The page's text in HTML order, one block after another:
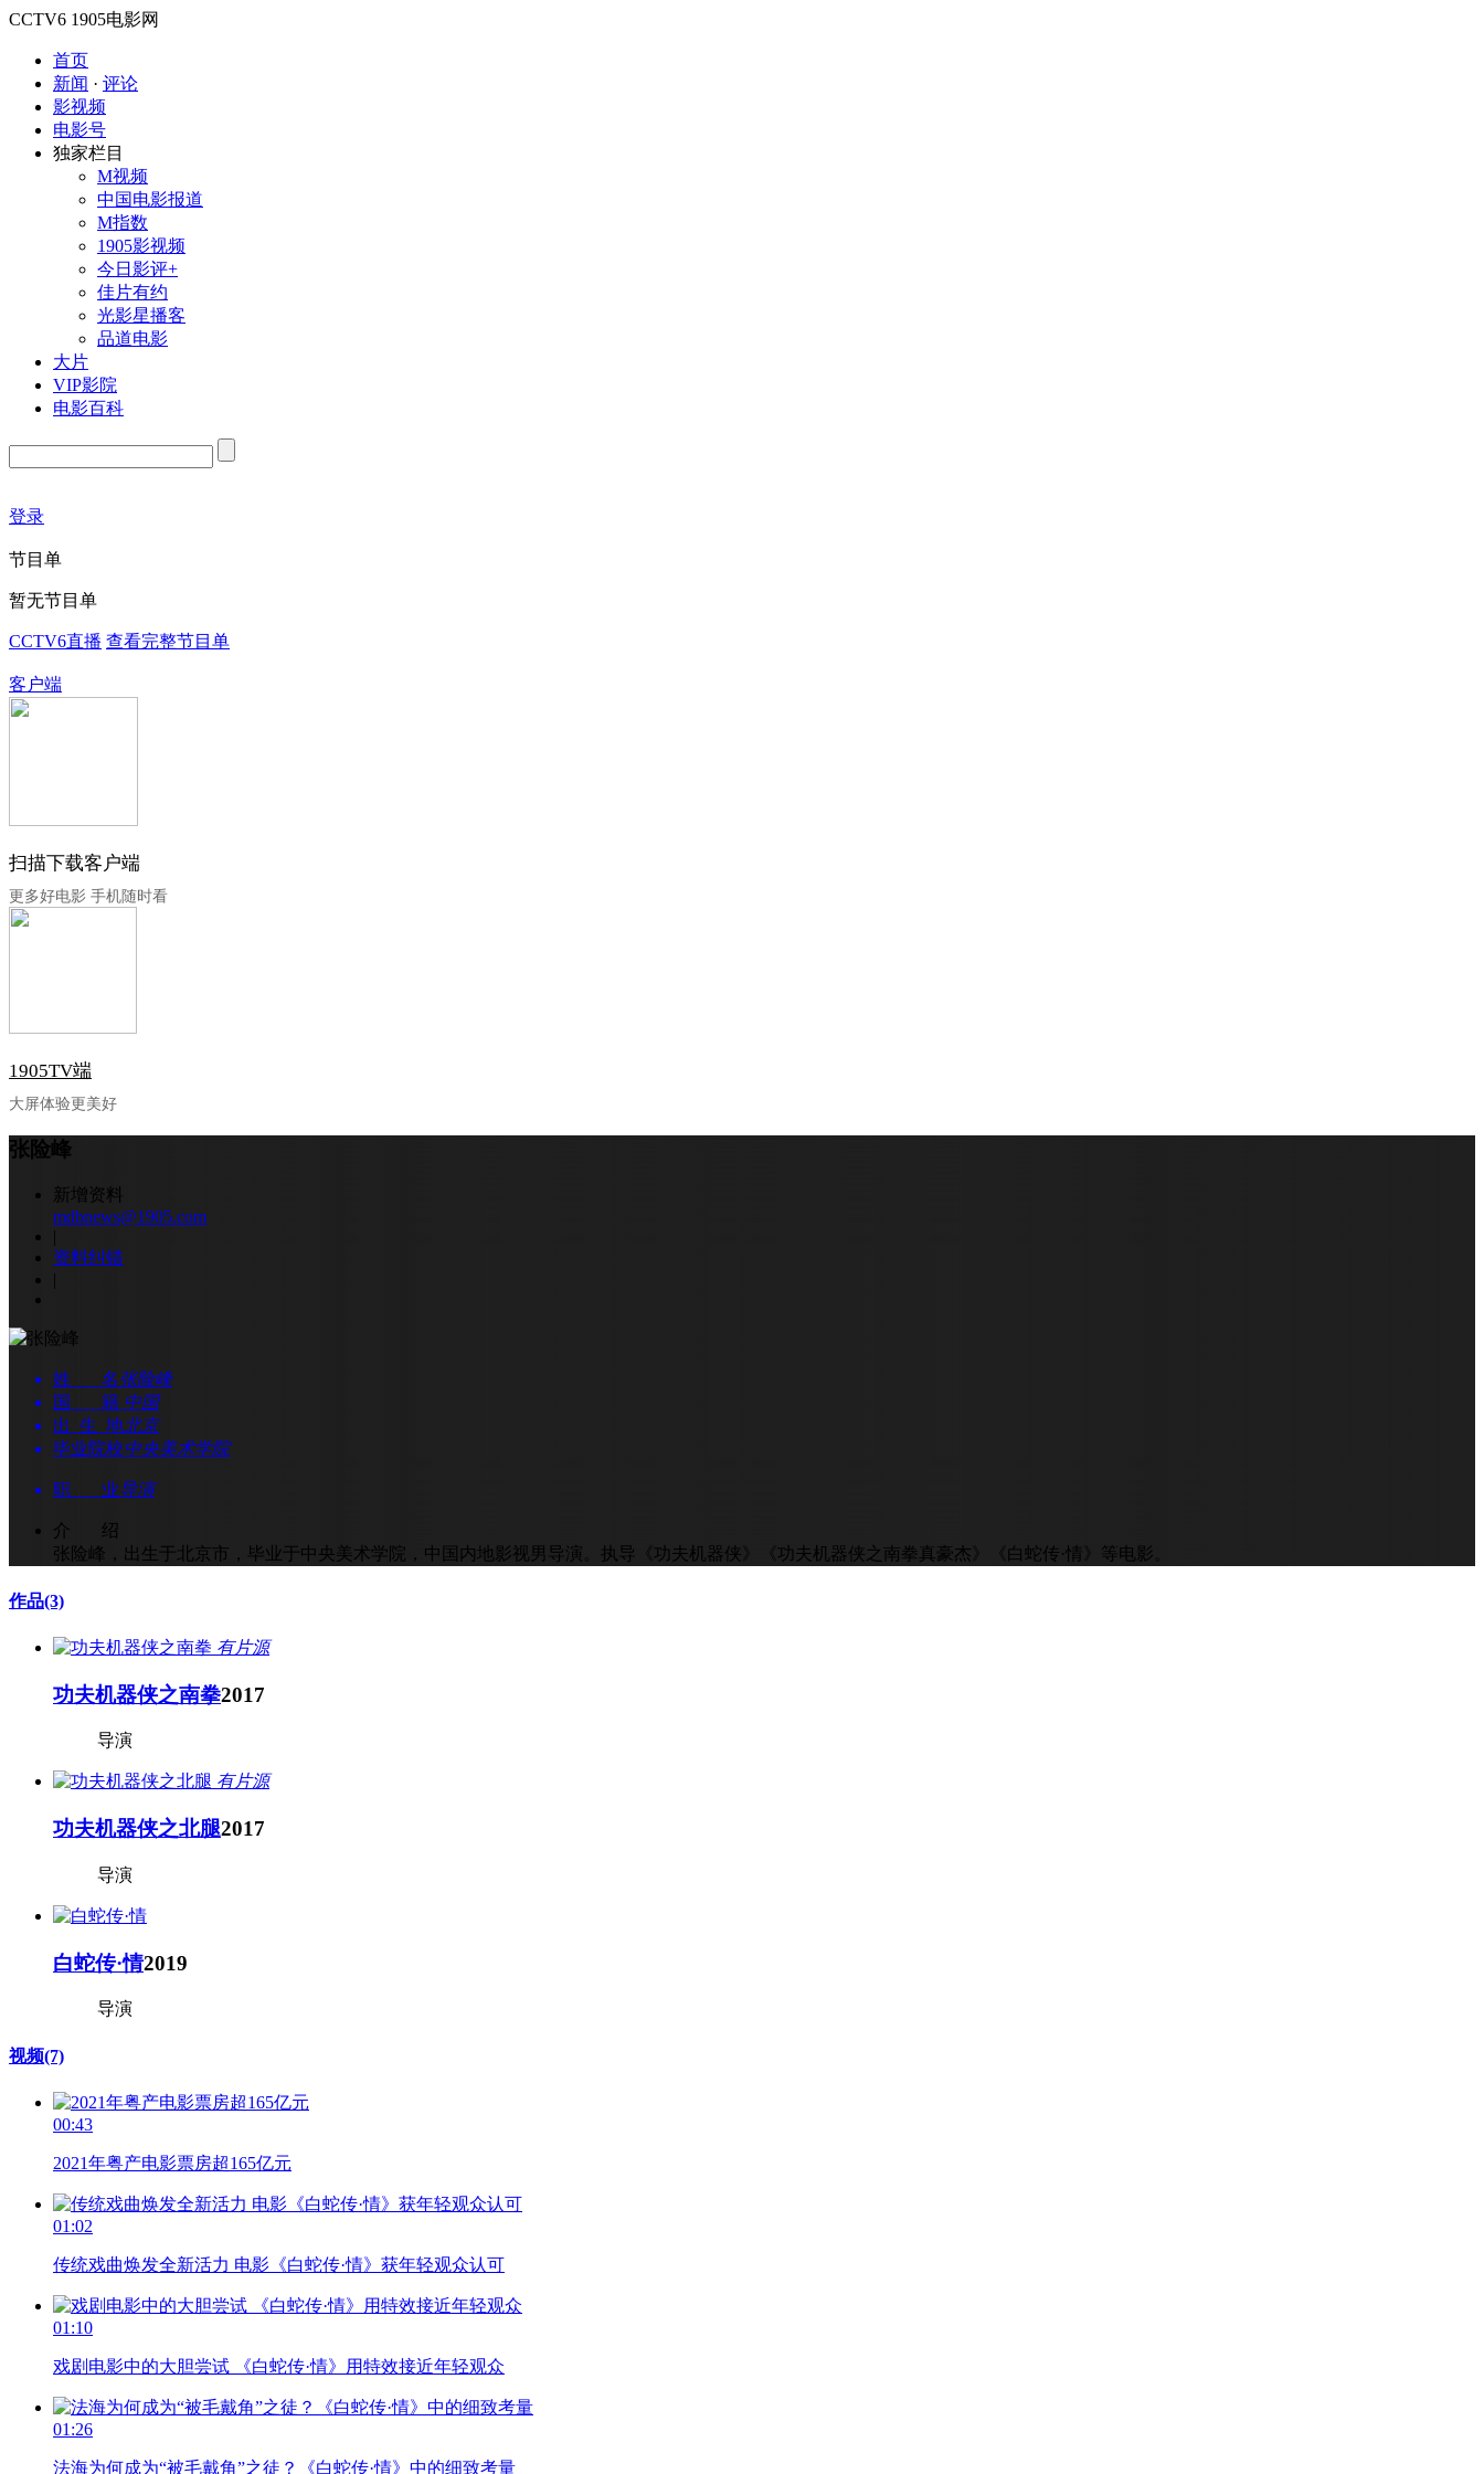
CCTV6 1905电影网
首页
新闻 · 评论
影视频
电影号
独家栏目
M视频
中国电影报道
M指数
1905影视频
今日影评+
佳片有约
光影星播客
品道电影
大片
VIP影院
电影百科
登录
节目单
暂无节目单
CCTV6直播 查看完整节目单
客户端
扫描下载客户端
更多好电影 手机随时看
1905TV端
大屏体验更美好
张险峰
新增资料
mdbnews@1905.com
|
资料纠错
|
姓 名 张险峰
国 籍 中国
出 生 地北京
毕业院校中央美术学院
职 业导演
介 绍
张险峰，出生于北京市，毕业于中央美术学院，中国内地影视男导演。执导《功夫机器侠》《功夫机器侠之南拳真豪杰》《白蛇传·情》等电影。
作品(3)
有片源
功夫机器侠之南拳2017
导演
有片源
功夫机器侠之北腿2017
导演
白蛇传·情2019
导演
视频(7)
00:43
2021年粤产电影票房超165亿元
01:02
传统戏曲焕发全新活力 电影《白蛇传·情》获年轻观众认可
01:10
戏剧电影中的大胆尝试 《白蛇传·情》用特效接近年轻观众
01:26
法海为何成为“被毛戴角”之徒？《白蛇传·情》中的细致考量